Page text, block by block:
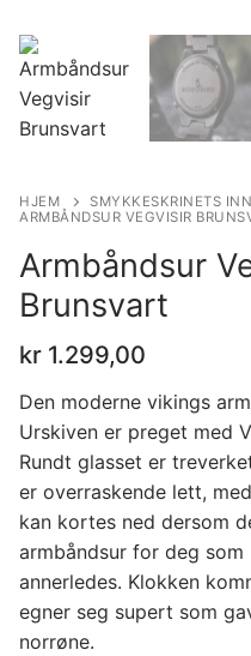
HJEM SMYKKESKRINETS
ARMBÅNDSUR VEGVISIR
Armbåndsur
Brunsvart
kr 1.299,00
Den moderne vikings
Urskiven er preget med
Rundt glasset er
er overraskende lett,
kan kortes ned dersom
armbåndsur for deg
annerledes. Klokken
egner seg supert som
norrøne.